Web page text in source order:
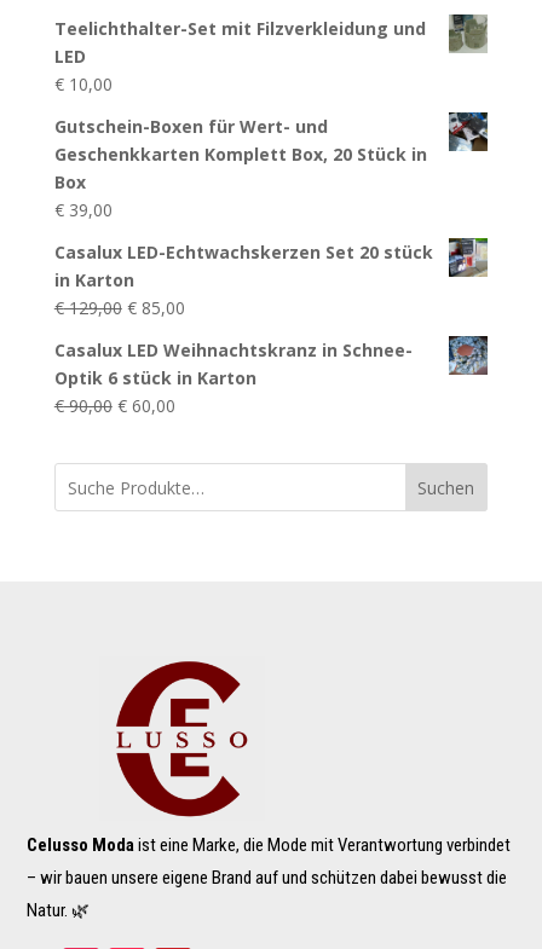
war:
ist:
Teelichthalter-Set mit Filzverkleidung und
LED
€10,00
Gutschein-Boxen für Wert- und
Geschenkkarten Komplett Box, 20 Stück in
Box
€39,00
Casalux LED-Echtwachskerzen Set 20 stück
in Karton
€129,00 Ursprünglicher
war:
€ 129,00
€85,00Aktueller
ist:
€ 85,00.
Casalux LED Weihnachtskranz in Schnee-
Optik 6 stück in Karton
€90,00 Ursprünglicher
war:
€ 90,00
€60,00Aktueller
ist:
€ 60,00.
Suchen
Celusso Modaist eine Marke, die Mode mit Verantwortung verbindet
– wir bauen unsere eigene Brand auf und schützen dabei bewusst die
Natur. 🌿